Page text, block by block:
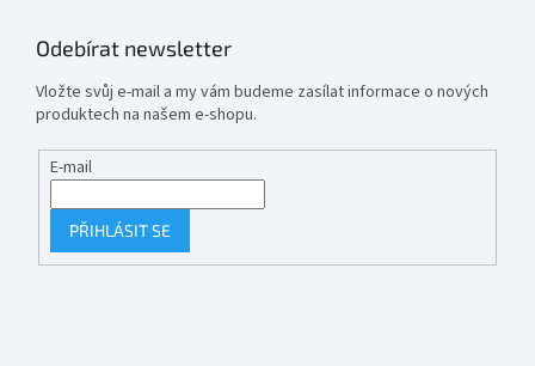
Odebírat newsletter
Vložte svůj e-mail a my vám budeme zasílat informace o nových
produktech na našem e-shopu.
E-mail
PŘIHLÁSIT SE